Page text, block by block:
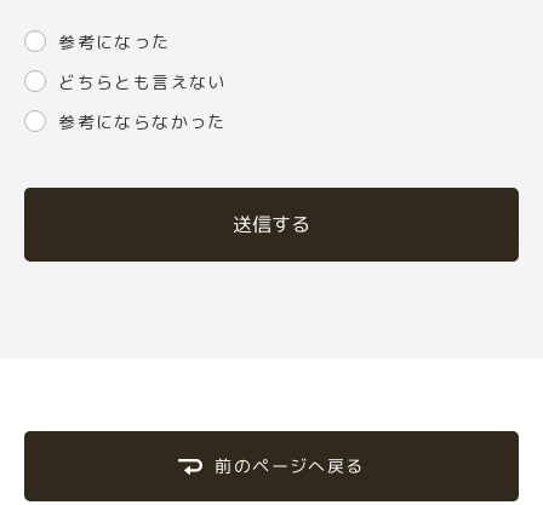
参考になった
どちらとも言えない
参考にならなかった
送信する
前のページへ戻る